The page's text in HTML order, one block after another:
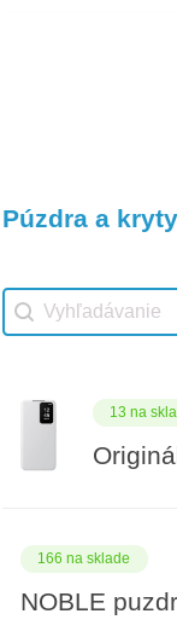
12 na
Vhodné
Púzdra a kryty
Vhodné
Search content
13 na
166 na sklade
NOBLE